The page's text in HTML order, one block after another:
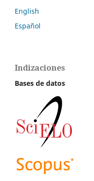
English
Español
Indizaciones
Bases de datos